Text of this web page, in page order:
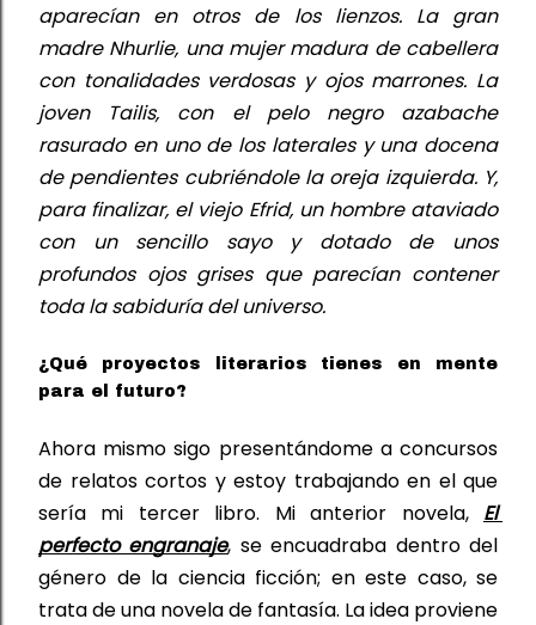
aparecían en otros de los lienzos. La gran
madre Nhurlie, una mujer madura de cabellera
con tonalidades verdosas y ojos marrones. La
joven Tailis, con el pelo negro azabache
rasurado en uno de los laterales y una docena
de pendientes cubriéndole la oreja izquierda. Y,
para finalizar, el viejo Efrid, un hombre ataviado
con un sencillo sayo y dotado de unos
profundos ojos grises que parecían contener
toda la sabiduría del universo.
¿Qué proyectos literarios tienes en mente
para el futuro?
Ahora mismo sigo presentándome a concursos
de relatos cortos y estoy trabajando en el que
sería mi tercer libro. Mi anterior novela, El
perfecto engranaje, se encuadraba dentro del
género de la ciencia ficción; en este caso, se
trata de una novela de fantasía. La idea proviene